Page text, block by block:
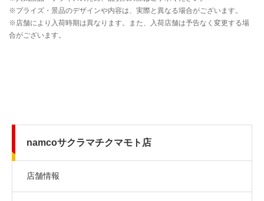
namcoサクラマチクマモト店
店舗情報